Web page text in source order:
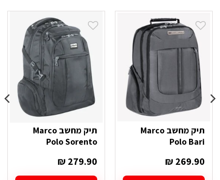
תיק מחשב Marco
Polo Bari
₪ 269.90
תיק מחשב Marco
Polo Sorento
₪ 279.90